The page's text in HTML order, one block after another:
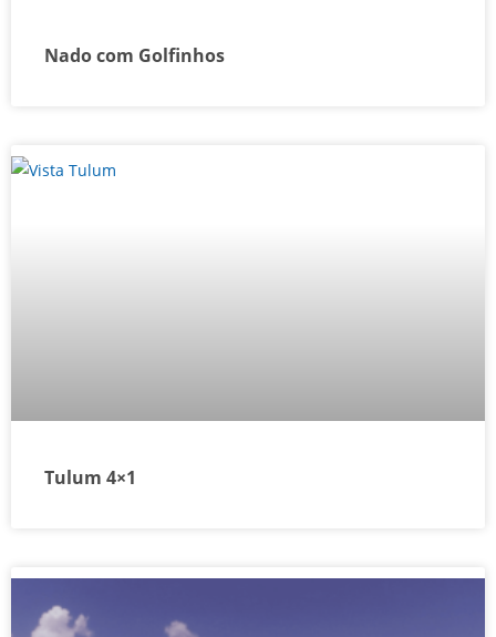
Nado com Golfinhos
Tulum 4×1